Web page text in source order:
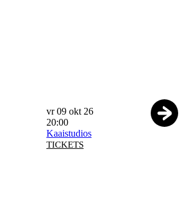
vr 09 okt 26
20:00
Kaaistudios
TICKETS